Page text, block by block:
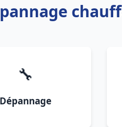
🔧
Dépannage